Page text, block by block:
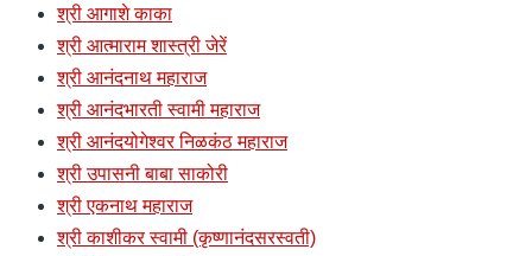
श्री आगाशे काका
श्री आत्माराम शास्त्री जेरें
श्री आनंदनाथ महाराज
श्री आनंदभारती स्वामी महाराज
श्री आनंदयोगेश्वर निळकंठ महाराज
श्री उपासनी बाबा साकोरी
श्री एकनाथ महाराज
श्री काशीकर स्वामी (कृष्णानंदसरस्वती)